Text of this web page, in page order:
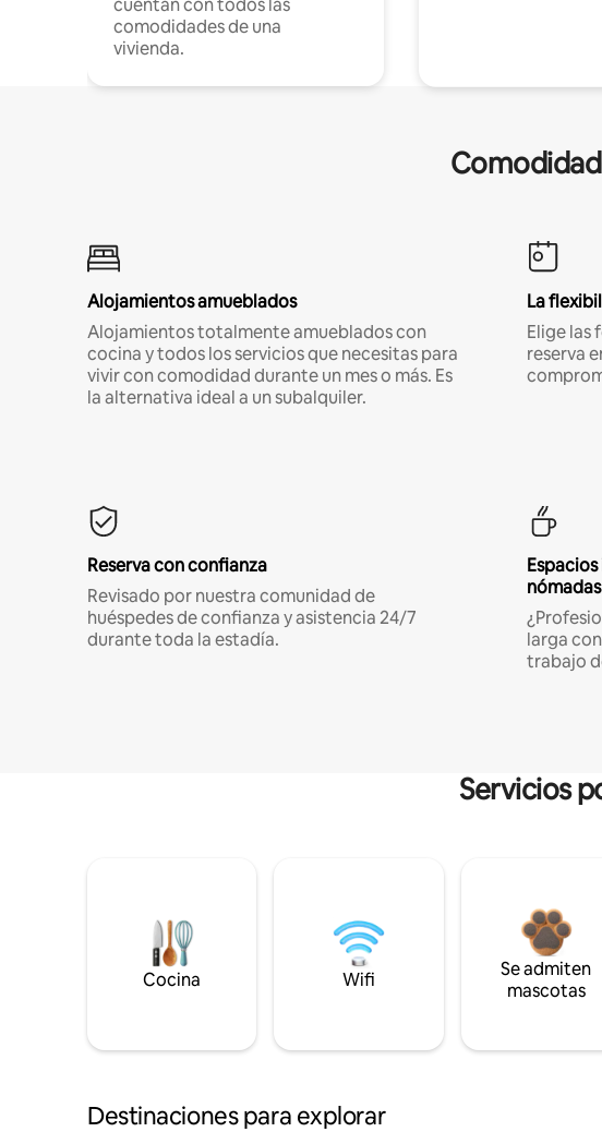
cuentan con todos las
comodidades de una
vivienda.
Alojamientos amueblados
Alojamientos totalmente amueblados con
cocina y todos los servicios que necesitas para
vivir con comodidad durante un mes o más. Es
la alternativa ideal a un subalquiler.
La
Elige las
reserva
Reserva con confianza
Revisado por nuestra comunidad de
huéspedes de confianza y asistencia 24/7
durante toda la estadía.
larga
trabajo
Servicios
Cocina Wifi
Se admiten
mascotas
Destinaciones para explorar